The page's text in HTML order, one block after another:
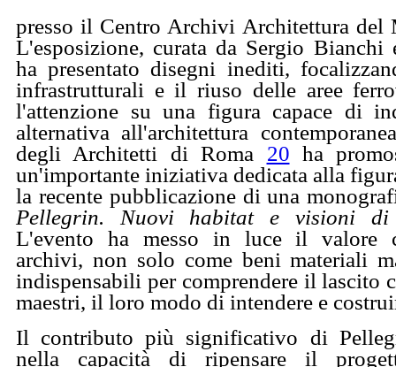
presso il Centro Archivi Architettura
L'esposizione, curata da Sergio Bianchi
ha presentato disegni inediti,
infrastrutturali e il riuso delle aree
l'attenzione su una figura capace di
alternativa all'architettura
degli Architetti di Roma 20 ha
un'importante iniziativa dedicata alla
la recente pubblicazione di una
Pellegrin. Nuovi habitat e visioni
L'evento ha messo in luce il valore
archivi, non solo come beni materiali
indispensabili per comprendere il lascito
maestri, il loro modo di intendere e
Il contributo più significativo di
nella capacità di ripensare il